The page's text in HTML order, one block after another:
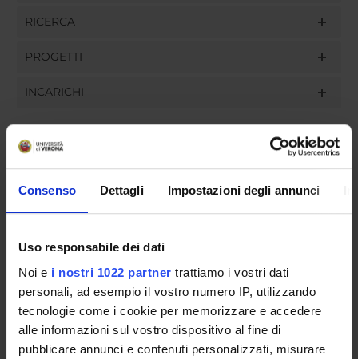
Consenso Dettagli Impostazioni degli annunci
Uso responsabile dei dati
Noi e i nostri 1022 partner trattiamo i vostri dati
personali, ad esempio il vostro numero IP, utilizzando
tecnologie come i cookie per memorizzare e accedere
alle informazioni sul vostro dispositivo al fine di
pubblicare annunci e contenuti personalizzati, misurare
RICERCA
PROGETTI
INCARICHI
GOVERNANCE
COMMISSIONI
UFFICI E STRUTTURE DI SERVIZIO
SERVIZI DI SEGRETERIA STUDENTI